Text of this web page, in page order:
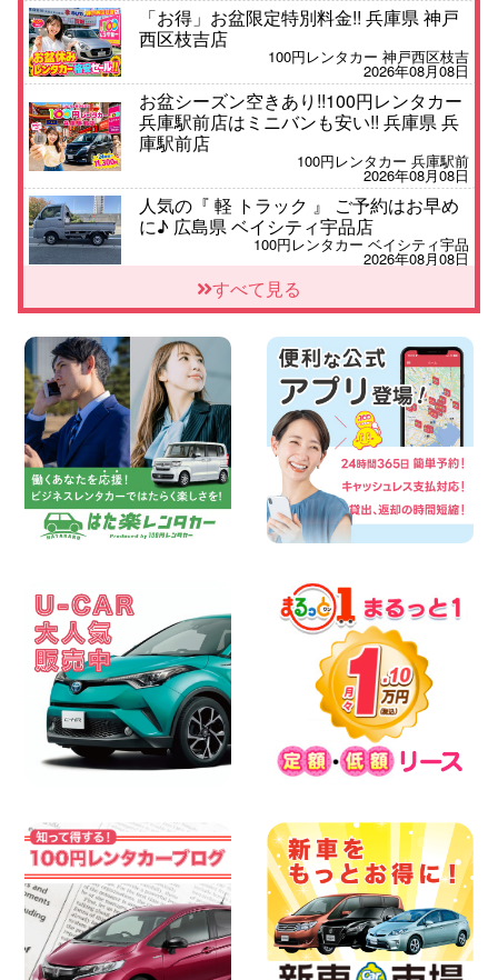
「お得」お盆限定特別料金!! 兵庫県 神戸
西区枝吉店
100円レンタカー 神戸西区枝吉
2026年08月08日
お盆シーズン空きあり!!100円レンタカー
兵庫駅前店はミニバンも安い!! 兵庫県 兵
庫駅前店
100円レンタカー 兵庫駅前
2026年08月08日
人気の『 軽 トラック 』 ご予約はお早め
に♪ 広島県 ベイシティ宇品店
100円レンタカー ベイシティ宇品
2026年08月08日
★WRX 作業紹介★ 三重県 四日市インタ
ー店
2026年08月08日
横浜弥生台店限定!!夏季特別キャンペーン
のお知らせ!! 神奈川県 横浜弥生台店
100円レンタカー 横浜弥生台
2026年08月08日
2026三河安城店お盆休みご連絡 愛知県
三河安城店
100円レンタカー 三河安城
2026年08月08日
☆ お盆特別乗り放題プラン ☆ 埼玉県 杉
佐渡でのドライブは安全第一!交通事故に
ご注意ください 新潟県 佐渡空港店
100円レンタカー 佐渡空港
2026年08月07日
楽しい佐渡旅行を守るために!安全運転の
お願い 新潟県 両津店
100円レンタカー 両津
2026年08月07日
100円レンタカー 中川かの里
2026年08月07日
☆ 夏休みクーポン登場!最大9,500円おト
ク! ☆ 鳥取県 鳥取青谷店
100円レンタカー 鳥取青谷
2026年08月07日
人気のハイエース!! 大阪府 寝屋川太間東
すべて見る